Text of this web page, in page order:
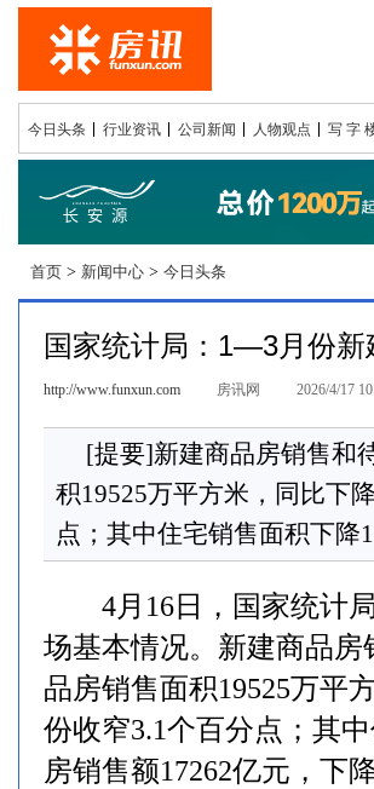
今日头条 行业资讯 公司新闻 人物观点 写 字
首页 > 新闻中心 > 今日头条
国家统计局：1—3月份新
http://www.funxun.com 房讯网 2026/4/17
[提要]新建商品房销售和
积19525万平方米，同比下
点；其中住宅销售面积下降
4月16日，国家统计局
场基本情况。新建商品
品房销售面积19525万平
份收窄3.1个百分点；其
房销售额17262亿元，下